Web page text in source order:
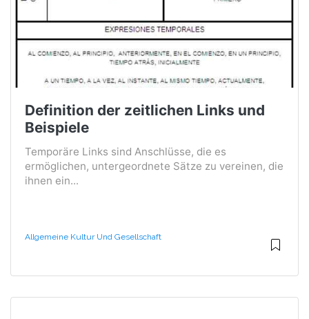
Definition der zeitlichen Links und
Beispiele
Temporäre Links sind Anschlüsse, die es
ermöglichen, untergeordnete Sätze zu vereinen, die
ihnen ein...
Allgemeine Kultur Und Gesellschaft